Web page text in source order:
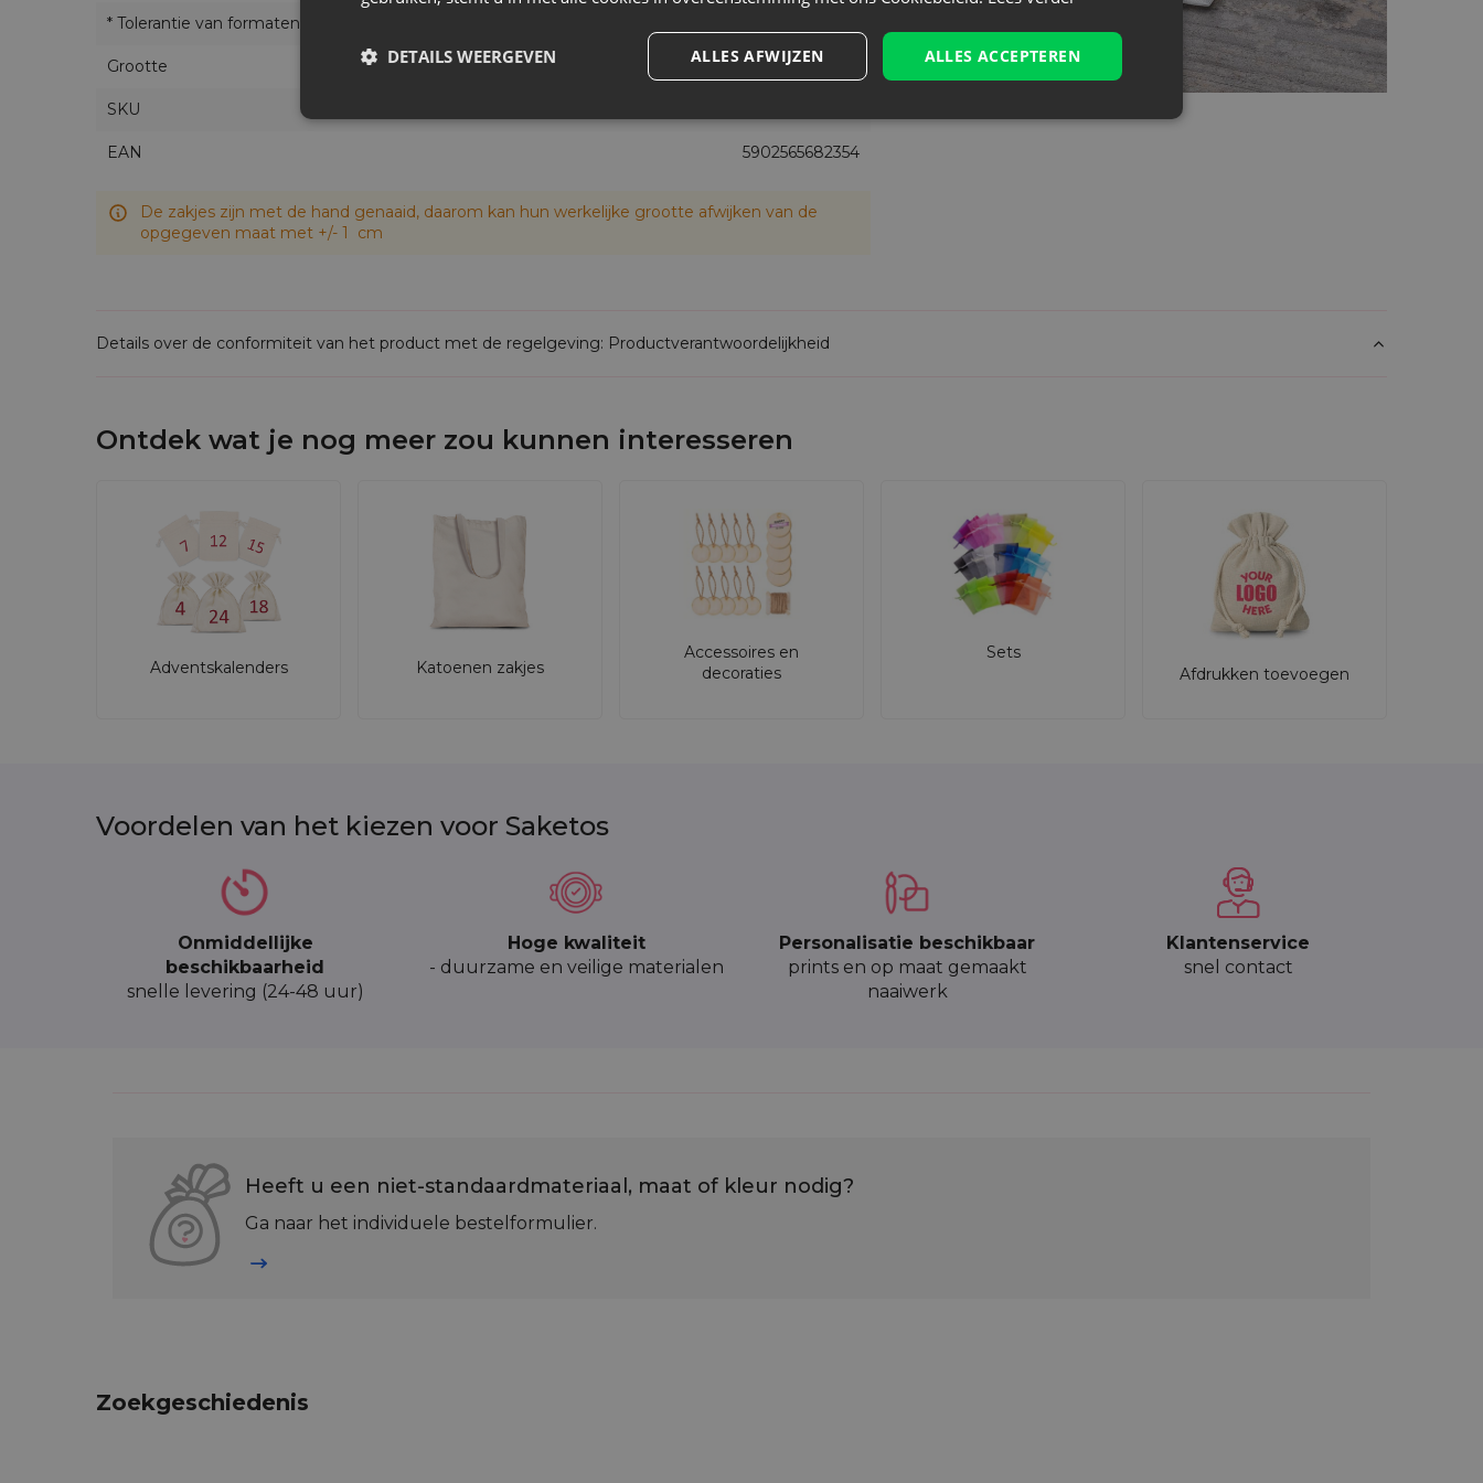
* Tolerantie van formaten
Grootte Klein
SKU
EAN 5902565682354
De zakjes zijn met de hand genaaid, daarom kan hun werkelijke grootte afwijken van de
opgegeven maat met +/- 1 cm
Details over de conformiteit van het product met de regelgeving: Productverantwoordelijkheid
Ontdek wat je nog meer zou kunnen interesseren
Adventskalenders Katoenen zakjes
Accessoires en
decoraties
Sets
Afdrukken toevoegen
Voordelen van het kiezen voor Saketos
Onmiddellijke
beschikbaarheid
snelle levering (24-48 uur)
Hoge kwaliteit
- duurzame en veilige materialen
Personalisatie beschikbaar
prints en op maat gemaakt
naaiwerk
Klantenservice
snel contact
Heeft u een niet-standaardmateriaal, maat of kleur nodig?
Ga naar het individuele bestelformulier.
Zoekgeschiedenis
ALLES ACCEPTEREN
ALLES AFWIJZEN
DETAILS WEERGEVEN